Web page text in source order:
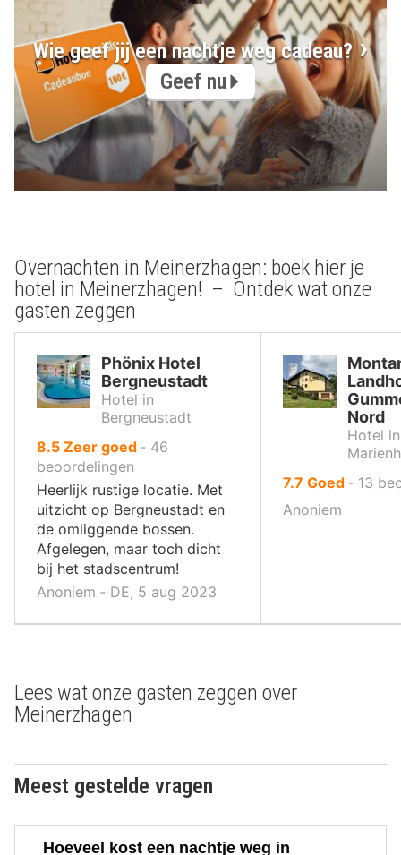
Wie geef jij een nachtje weg cadeau?
Geef nu
Overnachten in Meinerzhagen: boek hier je
hotel in Meinerzhagen! – Ontdek wat onze
gasten zeggen
Phönix Hotel
Bergneustadt
Hotel in
Bergneustadt
8.5uit
10
,
Zeer goed ‐ 46
beoordelingen
Heerlijk rustige locatie. Met
uitzicht op Bergneustadt en
de omliggende bossen.
Afgelegen, maar toch dicht
bij het stadscentrum!
Anoniem ‐ DE, 5 aug 2023
Nord
Hotel in
7.7uit
10
,
Goed ‐ 13
Anoniem
Lees wat onze gasten zeggen over
Meinerzhagen
Meest gestelde vragen
Hoeveel kost een nachtje weg in